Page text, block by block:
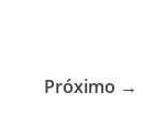
Próximo →